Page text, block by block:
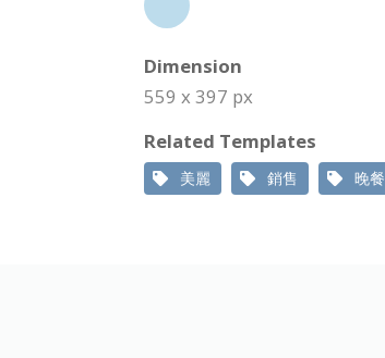
Dimension
559 x 397 px
Related Templates
美麗 銷售 晚餐